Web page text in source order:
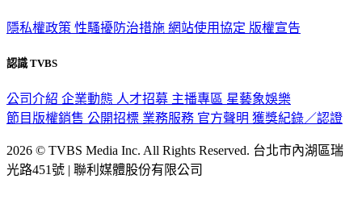
隱私權政策 性騷擾防治措施 網站使用協定 版權宣告
認識 TVBS
公司介紹 企業動態 人才招募 主播專區 星藝象娛樂
節目版權銷售 公開招標 業務服務 官方聲明 獲獎紀錄／認證
2026 © TVBS Media Inc. All Rights Reserved. 台北市內湖區瑞
光路451號 | 聯利媒體股份有限公司